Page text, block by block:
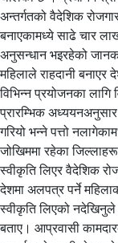
अन्तर्गतको वैदेशिक
बनाएकामध्ये साढे चार
अनुसन्धान भइरहेको
महिलाले राहदानी बनाएर
विभिन्न प्रयोजनका
प्रारम्भिक
गरियो भन्ने पत्तो
जोखिममा रहेका
स्वीकृति लिएर वैदेशिक
देशमा अलपत्र पर्ने
स्वीकृति लिएको
बताए। आप्रवासी